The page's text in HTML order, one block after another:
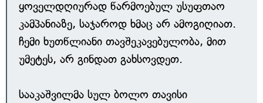
ყოველდღიურად წარმოებულ უსუფთაო
კამპანიაზე, საჯაროდ ხმაც არ ამოგიღიათ.
ჩემი ხუთწლიანი თავშეკავებულობა, მით
უმეტეს, არ გინდათ გახსოვდეთ.
სააკაშვილმა სულ ბოლო თავისი